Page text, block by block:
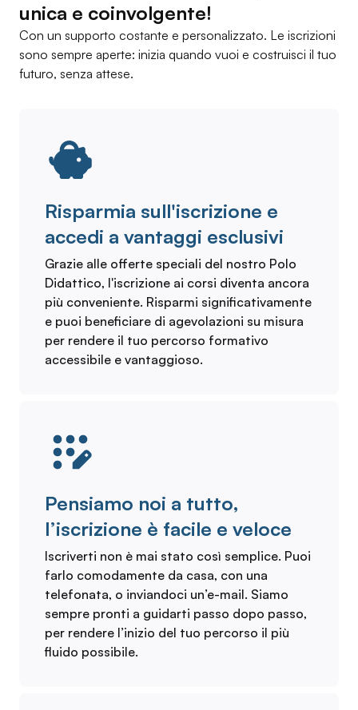
unica e coinvolgente!
Con un supporto costante e personalizzato. Le iscrizioni
sono sempre aperte: inizia quando vuoi e costruisci il tuo
futuro, senza attese.
Risparmia sull'iscrizione e
accedi a vantaggi esclusivi
Grazie alle offerte speciali del nostro Polo
Didattico, l'iscrizione ai corsi diventa ancora
più conveniente. Risparmi significativamente
e puoi beneficiare di agevolazioni su misura
per rendere il tuo percorso formativo
accessibile e vantaggioso.
Pensiamo noi a tutto,
l’iscrizione è facile e veloce
Iscriverti non è mai stato così semplice. Puoi
farlo comodamente da casa, con una
telefonata, o inviandoci un’e-mail. Siamo
sempre pronti a guidarti passo dopo passo,
per rendere l’inizio del tuo percorso il più
fluido possibile.